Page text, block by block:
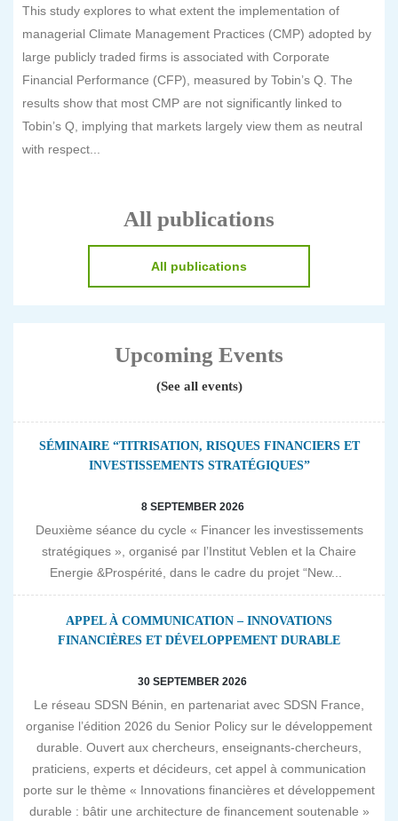
This study explores to what extent the implementation of
managerial Climate Management Practices (CMP) adopted by
large publicly traded firms is associated with Corporate
Financial Performance (CFP), measured by Tobin’s Q. The
results show that most CMP are not significantly linked to
Tobin’s Q, implying that markets largely view them as neutral
with respect...
All publications
All publications
Upcoming Events
(See all events)
SÉMINAIRE “TITRISATION, RISQUES FINANCIERS ET
INVESTISSEMENTS STRATÉGIQUES”
8 SEPTEMBER 2026
Deuxième séance du cycle « Financer les investissements
stratégiques », organisé par l’Institut Veblen et la Chaire
Energie &Prospérité, dans le cadre du projet “New...
APPEL À COMMUNICATION – INNOVATIONS
FINANCIÈRES ET DÉVELOPPEMENT DURABLE
30 SEPTEMBER 2026
Le réseau SDSN Bénin, en partenariat avec SDSN France,
organise l’édition 2026 du Senior Policy sur le développement
durable. Ouvert aux chercheurs, enseignants-chercheurs,
praticiens, experts et décideurs, cet appel à communication
porte sur le thème « Innovations financières et développement
durable : bâtir une architecture de financement soutenable »